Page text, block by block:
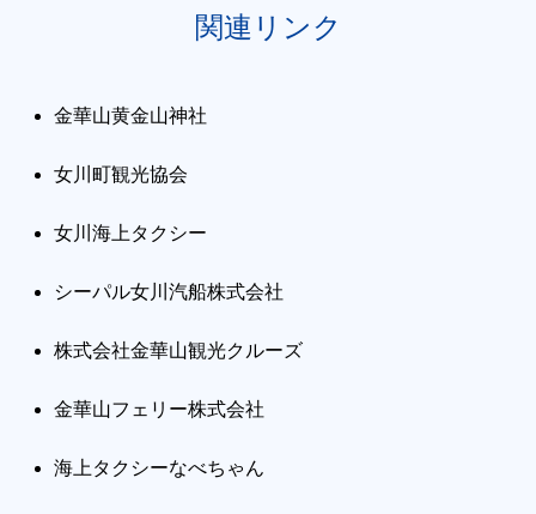
関連リンク
金華山黄金山神社
女川町観光協会
女川海上タクシー
シーパル女川汽船株式会社
株式会社金華山観光クルーズ
金華山フェリー株式会社
海上タクシーなべちゃん